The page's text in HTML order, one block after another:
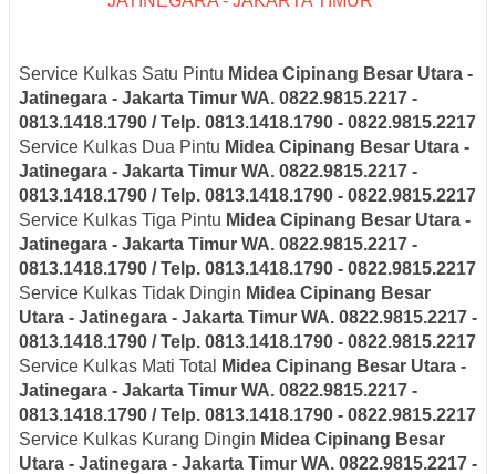
Service Kulkas Satu Pintu Midea Cipinang Besar Utara -
Jatinegara - Jakarta Timur WA. 0822.9815.2217 -
0813.1418.1790 / Telp. 0813.1418.1790 - 0822.9815.2217
Service Kulkas Dua Pintu Midea Cipinang Besar Utara -
Jatinegara - Jakarta Timur WA. 0822.9815.2217 -
0813.1418.1790 / Telp. 0813.1418.1790 - 0822.9815.2217
Service Kulkas Tiga Pintu Midea Cipinang Besar Utara -
Jatinegara - Jakarta Timur WA. 0822.9815.2217 -
0813.1418.1790 / Telp. 0813.1418.1790 - 0822.9815.2217
Service Kulkas Tidak Dingin Midea Cipinang Besar
Utara - Jatinegara - Jakarta Timur WA. 0822.9815.2217 -
0813.1418.1790 / Telp. 0813.1418.1790 - 0822.9815.2217
Service Kulkas Mati Total
Midea Cipinang Besar Utara -
Jatinegara - Jakarta Timur WA. 0822.9815.2217 -
0813.1418.1790 / Telp. 0813.1418.1790 - 0822.9815.2217
Service Kulkas Kurang Dingin Midea Cipinang Besar
Utara - Jatinegara - Jakarta Timur WA. 0822.9815.2217 -